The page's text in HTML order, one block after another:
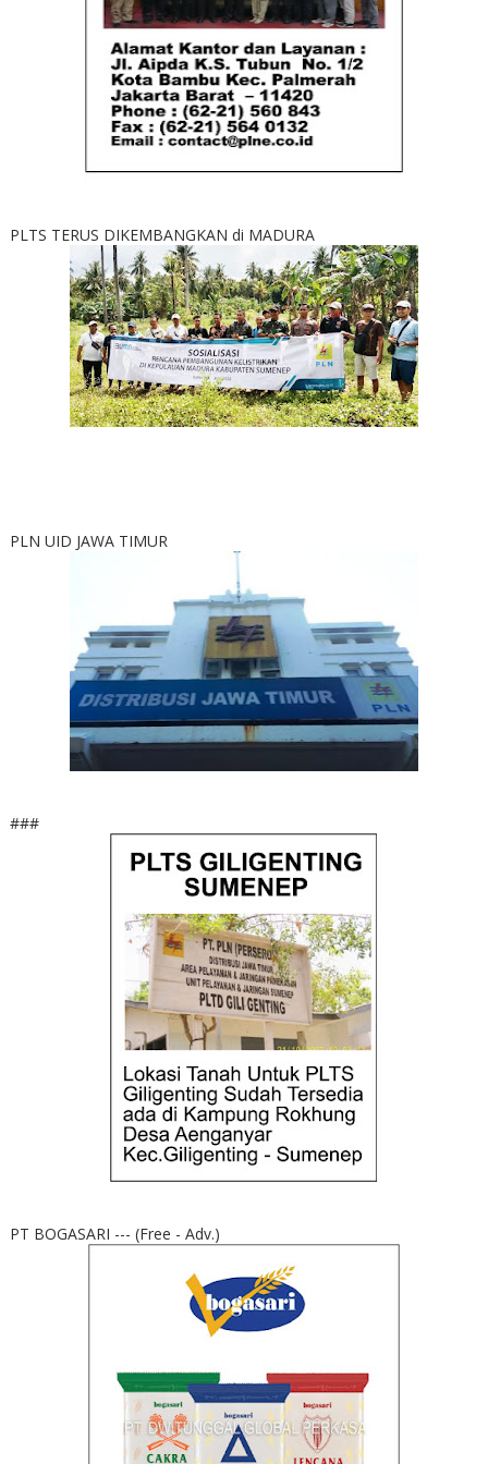
PLTS TERUS DIKEMBANGKAN di MADURA
PLN UID JAWA TIMUR
###
PT BOGASARI --- (Free - Adv.)